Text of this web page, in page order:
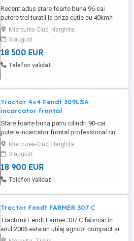
Recent adus stare foarte buna 96-cai
putere trei turatii la priza cutie cu 40kmh
aer conditionat inversor mecanic totul
mecanic an fabricatie 2000 ore 11000. Se
alfa langa Miercurea ciuc .
Miercurea-Ciuc, Harghita
3 august
18 500 EUR
Telefon validat
Tractor 4x4 Fendt 309LSA
incarcator frontal
Stare foarte buna patru cilindri 90-cai
putere incarcator frontal professional cu
joystick carte rar trei turatii la priza cutie
de viteza 40kmh posibilitate transport
contra cost se alfa langa Miercurea ciuc.
Miercurea-Ciuc, Harghita
3 august
18 900 EUR
Telefon validat
Tractor Fendt FARMER 307 C
Tractorul Fendt Farmer 307 C fabricat în
anul 2006 este un utilaj agricol compact și
robust, cunoscut pentru fiabilitatea sa.